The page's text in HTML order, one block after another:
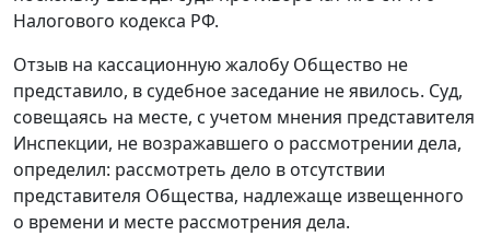
Налогового кодекса РФ.
Отзыв на кассационную жалобу Общество не
представило, в судебное заседание не явилось. Суд,
совещаясь на месте, с учетом мнения представителя
Инспекции, не возражавшего о рассмотрении дела,
определил: рассмотреть дело в отсутствии
представителя Общества, надлежаще извещенного
о времени и месте рассмотрения дела.